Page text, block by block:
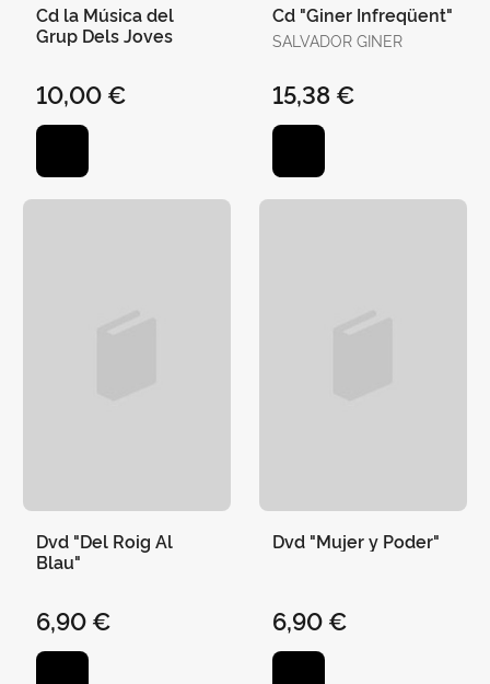
Cd la Música del
Grup Dels Joves
10,00 €
Cd "Giner Infreqüent"
SALVADOR GINER
15,38 €
Dvd "Del Roig Al
Blau"
6,90 €
Dvd "Mujer y Poder"
6,90 €